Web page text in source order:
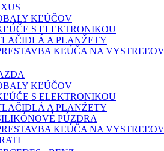
KĽÚČOV
S ELEKTRONIKOU
A PLANŽETY
KĽÚČA NA
KĽÚČOV
S ELEKTRONIKOU
A PLANŽETY
PÚZDRA
KĽÚČA NA